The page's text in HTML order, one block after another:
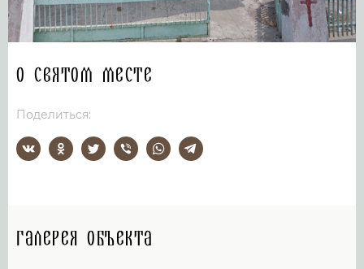
О святом месте
Поделиться:
Галерея объекта